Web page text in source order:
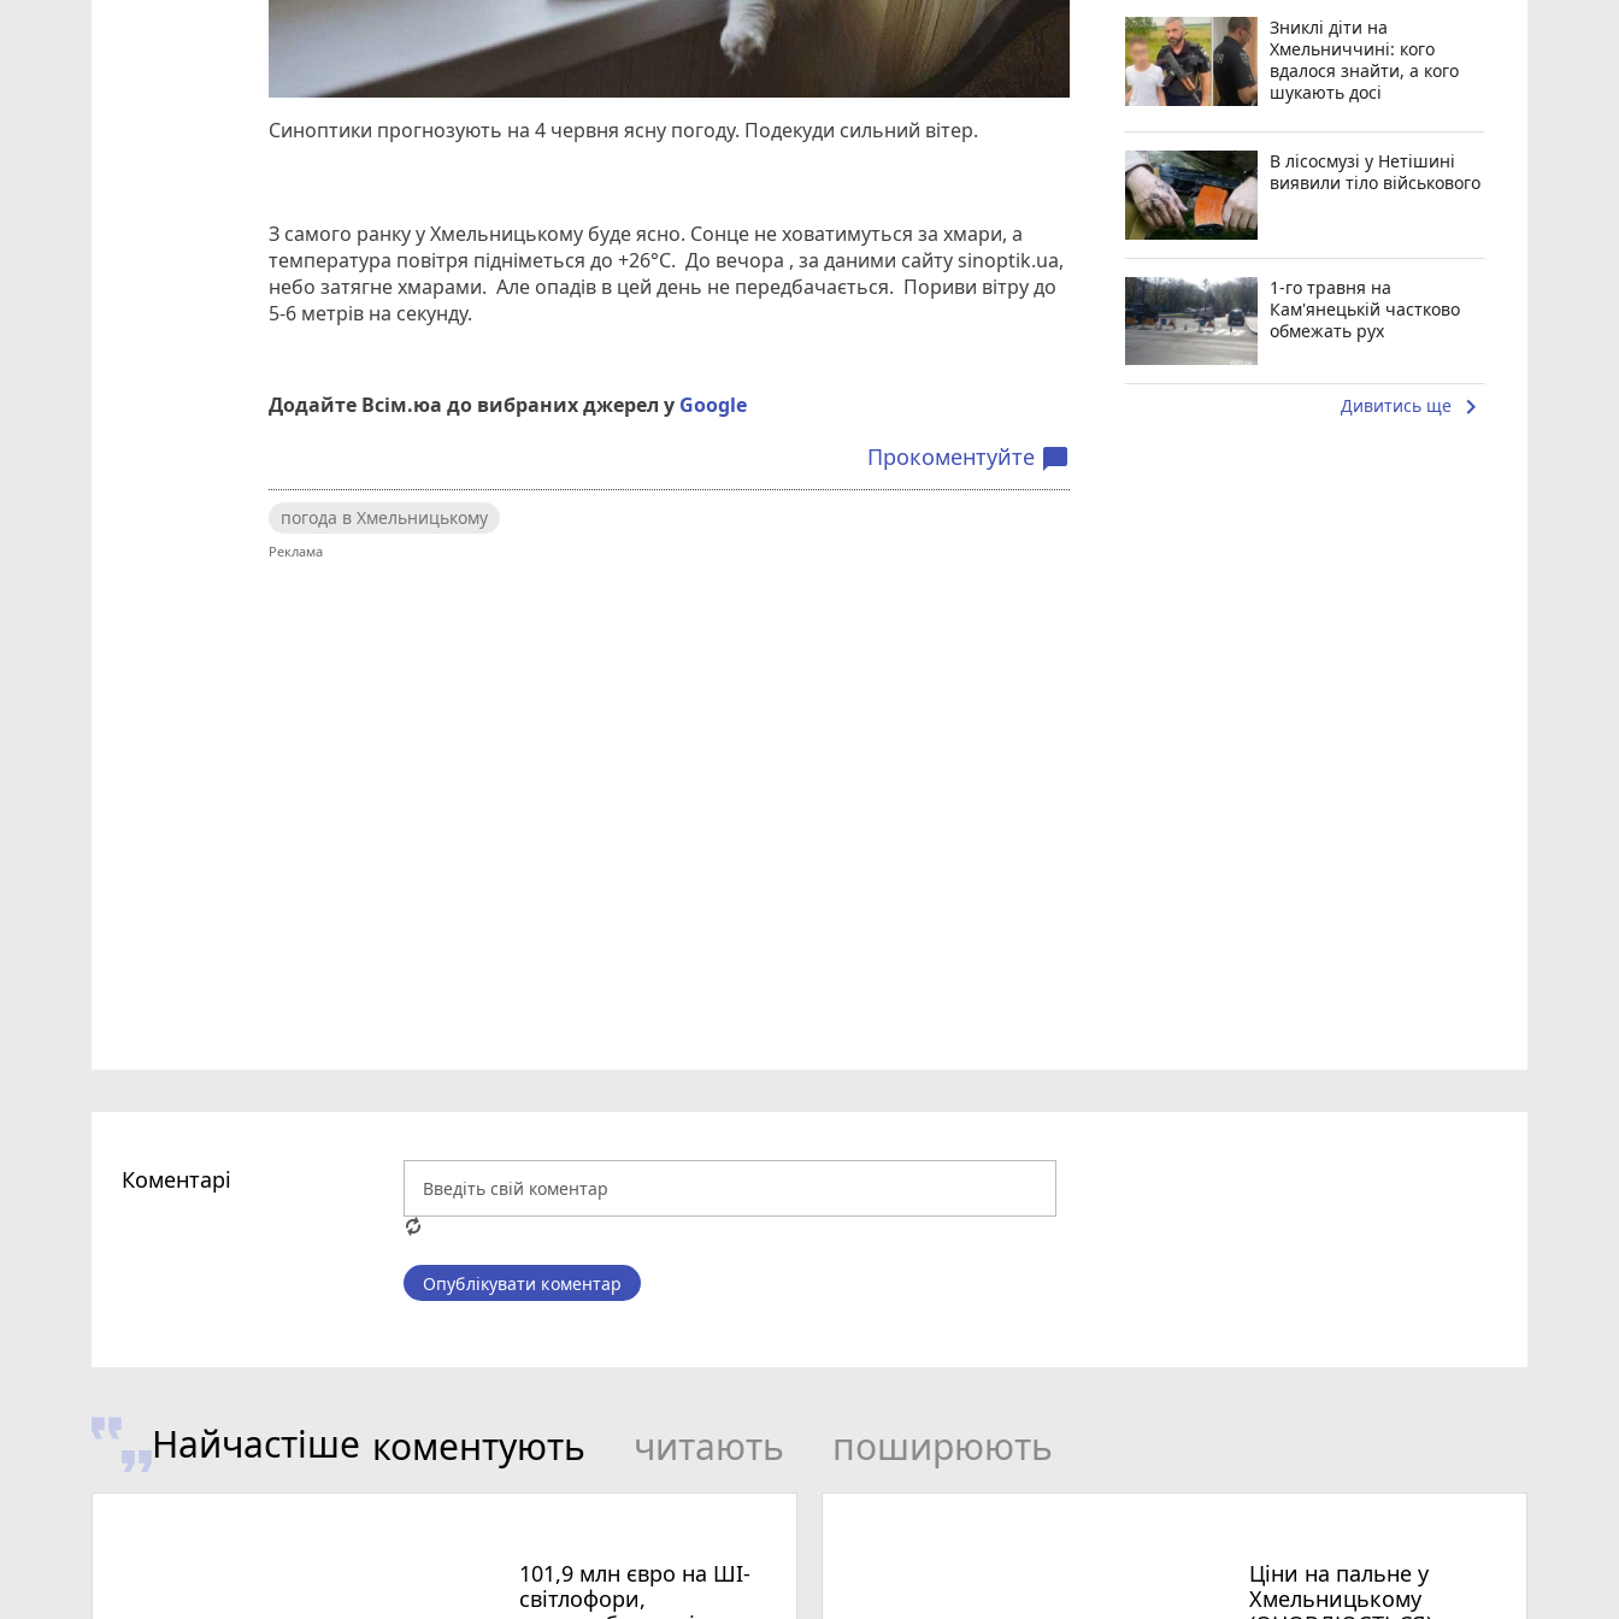
Синоптики прогнозують на 4 червня ясну погоду. Подекуди сильний вітер.
З самого ранку у Хмельницькому буде ясно. Сонце не ховатимуться за хмари, а
температура повітря підніметься до +26°С. До вечора , за даними сайту sinoptik.ua,
небо затягне хмарами. Але опадів в цей день не передбачається. Пориви вітру до
5-6 метрів на секунду.
Додайте Всім.юа до вибраних джерел у Google
Прокоментуйте chat_bubble
погода в Хмельницькому
Зниклі діти на
Хмельниччині: кого
вдалося знайти, а кого
шукають досі
В лісосмузі у Нетішині
виявили тіло військового
1-го травня на
Кам'янецькій частково
обмежать рух
Дивитись ще keyboard_arrow_right
Коментарі
Опублікувати коментар
Найчастіше коментують читають поширюють
101,9 млн євро на ШІ-
світлофори,
Ціни на пальне у
Хмельницькому